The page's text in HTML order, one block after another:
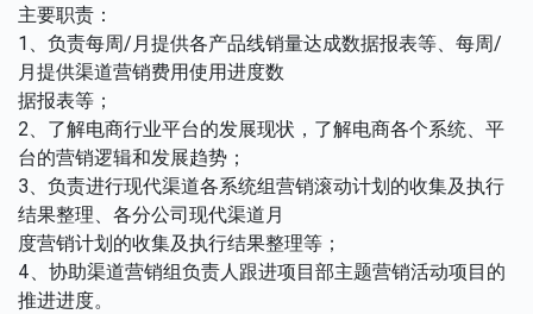
主要职责：
1、负责每周/月提供各产品线销量达成数据报表等、每周/
月提供渠道营销费用使用进度数
据报表等；
2、了解电商行业平台的发展现状，了解电商各个系统、平
台的营销逻辑和发展趋势；
3、负责进行现代渠道各系统组营销滚动计划的收集及执行
结果整理、各分公司现代渠道月
度营销计划的收集及执行结果整理等；
4、协助渠道营销组负责人跟进项目部主题营销活动项目的
推进进度。